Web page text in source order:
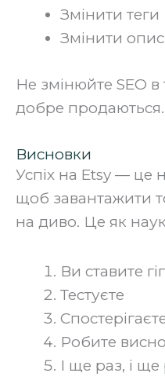
Змінити теги
Змінити опис‍
Не змінюйте SEO в
добре
Висновки
Успіх на Etsy — це
щоб завантажити
на диво. Це як
Ви ставите
Тестуєте
Робите
І ще раз, і ще